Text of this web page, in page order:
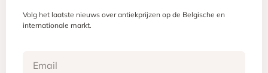
Volg het laatste nieuws over antiekprijzen op de Belgische en
internationale markt.